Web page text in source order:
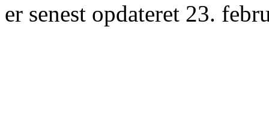
er senest opdateret 23.